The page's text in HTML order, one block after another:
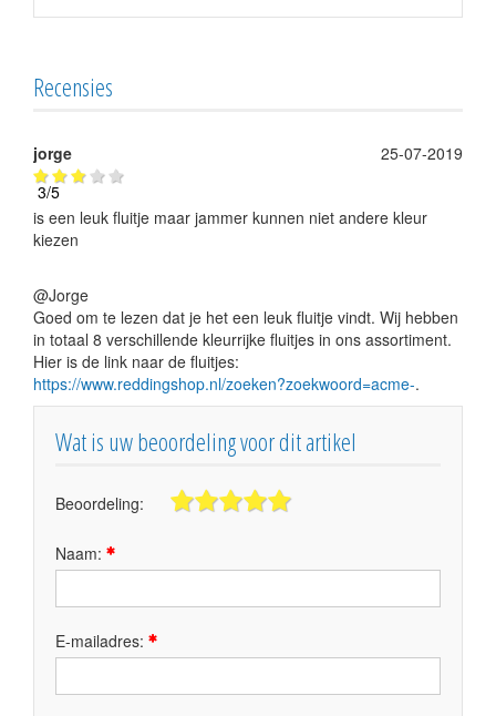
Recensies
jorge
25-07-2019
3/5
is een leuk fluitje maar jammer kunnen niet andere kleur
kiezen
@Jorge
Goed om te lezen dat je het een leuk fluitje vindt. Wij hebben
in totaal 8 verschillende kleurrijke fluitjes in ons assortiment.
Hier is de link naar de fluitjes:
https://www.reddingshop.nl/zoeken?zoekwoord=acme-.
Wat is uw beoordeling voor dit artikel
Beoordeling:
Naam:
E-mailadres: